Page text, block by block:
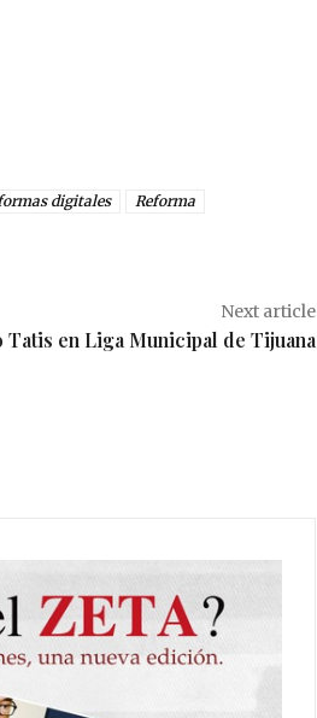
digitales
Reforma
Next article
Tatis en Liga Municipal de Tijuana